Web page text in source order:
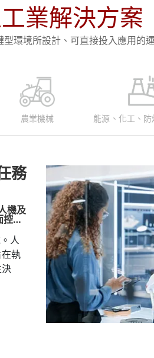
業解決方案
環境所設計、可直接投入應用的
農業機械 能源、化工、防
務
機及
制
人
執